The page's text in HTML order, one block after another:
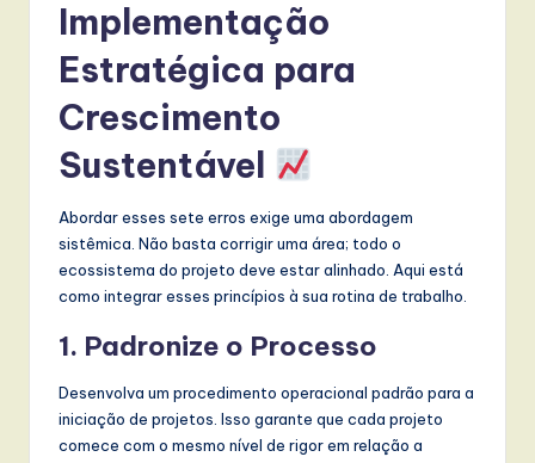
Implementação
Estratégica para
Crescimento
Sustentável
Abordar esses sete erros exige uma abordagem
sistêmica. Não basta corrigir uma área; todo o
ecossistema do projeto deve estar alinhado. Aqui está
como integrar esses princípios à sua rotina de trabalho.
1. Padronize o Processo
Desenvolva um procedimento operacional padrão para a
iniciação de projetos. Isso garante que cada projeto
comece com o mesmo nível de rigor em relação a